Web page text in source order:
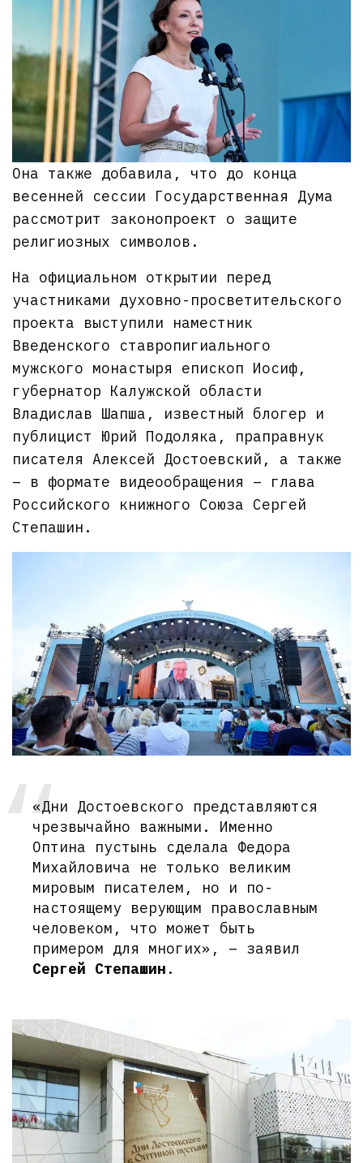
Она также добавила, что до конца
весенней сессии Государственная Дума
рассмотрит законопроект о защите
религиозных символов.
На официальном открытии перед
участниками духовно-просветительского
проекта выступили наместник
Введенского ставропигиального
мужского монастыря епископ Иосиф,
губернатор Калужской области
Владислав Шапша, известный блогер и
публицист Юрий Подоляка, праправнук
писателя Алексей Достоевский, а также
– в формате видеообращения – глава
Российского книжного Союза Сергей
Степашин.
«Дни Достоевского представляются
чрезвычайно важными. Именно
Оптина пустынь сделала Федора
Михайловича не только великим
мировым писателем, но и по-
настоящему верующим православным
человеком, что может быть
примером для многих», – заявил
Сергей Степашин .